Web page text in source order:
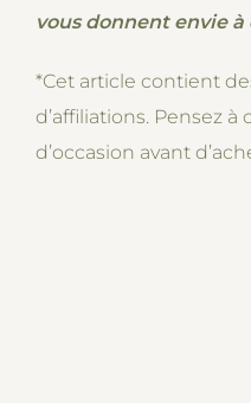
vous donnent envie
*Cet article contient
d’affiliations. Pensez
d’occasion avant